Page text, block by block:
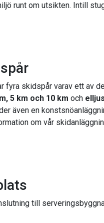
runt om utsikten. Intill
fyra skidspår varav ett av
5 km och 10 km och
även en
om vår
till